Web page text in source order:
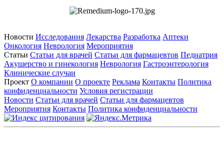
Новости Исследования Лекарства Разработка Аптеки
Онкология Неврология Мероприятия
Статьи Статьи для врачей Статьи для фармацевтов Педиатрия
Акушерство и гинекология Неврология Гастроэнтерология
Клинические случаи
Проект О компании О проекте Реклама Контакты Политика
конфиденциальности Условия регистрации
Новости Статьи для врачей Статьи для фармацевтов
Мероприятия Контакты Политика конфиденциальности